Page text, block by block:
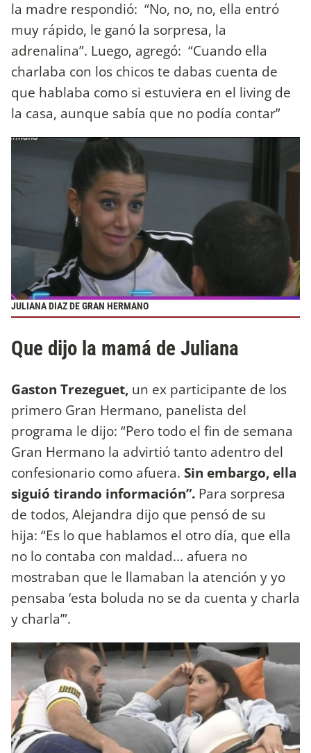
la madre respondió: “No, no, no, ella entró
muy rápido, le ganó la sorpresa, la
adrenalina”. Luego, agregó: “Cuando ella
charlaba con los chicos te dabas cuenta de
que hablaba como si estuviera en el living de
la casa, aunque sabía que no podía contar”
JULIANA DIAZ DE GRAN HERMANO
Que dijo la mamá de Juliana
Gaston Trezeguet, un ex participante de los
primero Gran Hermano, panelista del
programa le dijo: “Pero todo el fin de semana
Gran Hermano la advirtió tanto adentro del
confesionario como afuera. Sin embargo, ella
siguió tirando información”. Para sorpresa
de todos, Alejandra dijo que pensó de su
hija: “Es lo que hablamos el otro día, que ella
no lo contaba con maldad... afuera no
mostraban que le llamaban la atención y yo
pensaba ‘esta boluda no se da cuenta y charla
y charla’”.